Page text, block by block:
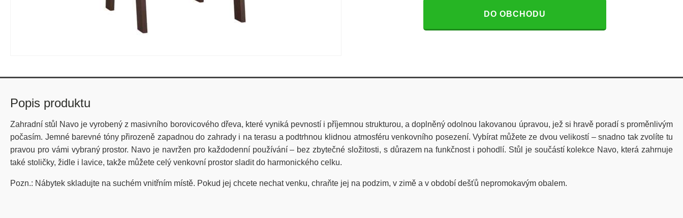
DO OBCHODU
Popis produktu
Zahradní stůl Navo je vyrobený z masivního borovicového dřeva, které vyniká pevností i příjemnou strukturou, a doplněný odolnou lakovanou úpravou, jež si hravě poradí s proměnlivým
počasím. Jemné barevné tóny přirozeně zapadnou do zahrady i na terasu a podtrhnou klidnou atmosféru venkovního posezení. Vybírat můžete ze dvou velikostí – snadno tak zvolíte tu
pravou pro vámi vybraný prostor. Navo je navržen pro každodenní používání – bez zbytečné složitosti, s důrazem na funkčnost i pohodlí. Stůl je součástí kolekce Navo, která zahrnuje
také stoličky, židle i lavice, takže můžete celý venkovní prostor sladit do harmonického celku.
Pozn.: Nábytek skladujte na suchém vnitřním místě. Pokud jej chcete nechat venku, chraňte jej na podzim, v zimě a v období dešťů nepromokavým obalem.